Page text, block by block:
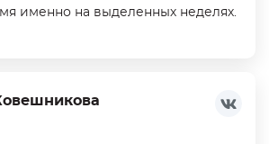
именно на выделенных неделях.